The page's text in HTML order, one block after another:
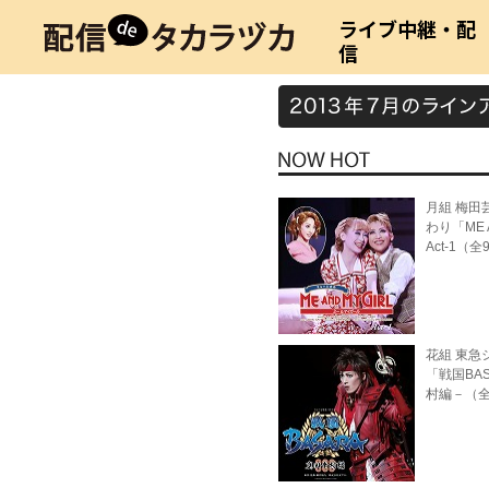
ライブ中継・配
信
月組 梅田
わり「ME
Act-1（全
花組 東急
「戦国
村編－（